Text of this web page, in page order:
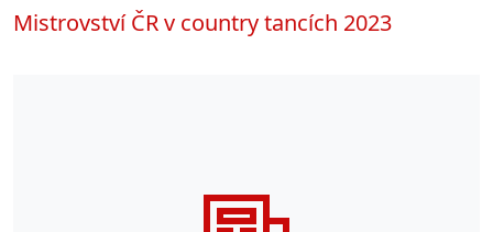
Mistrovství ČR v country tancích 2023